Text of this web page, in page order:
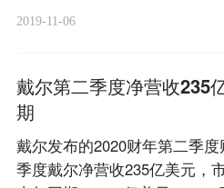
2019-11-06
戴尔第二季度净营收235
期
戴尔发布的2020财年第二季
季度戴尔净营收235亿美元，